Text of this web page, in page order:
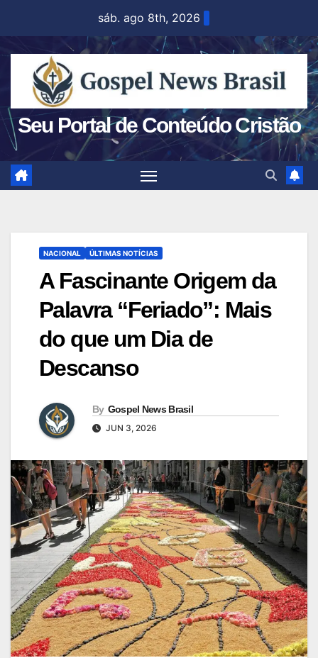
content
sáb. ago 8th, 2026
Seu Portal de Conteúdo Cristão
NACIONAL ÚLTIMAS NOTÍCIAS
A Fascinante Origem da
Palavra “Feriado”: Mais
do que um Dia de
Descanso
By Gospel News Brasil
JUN 3, 2026